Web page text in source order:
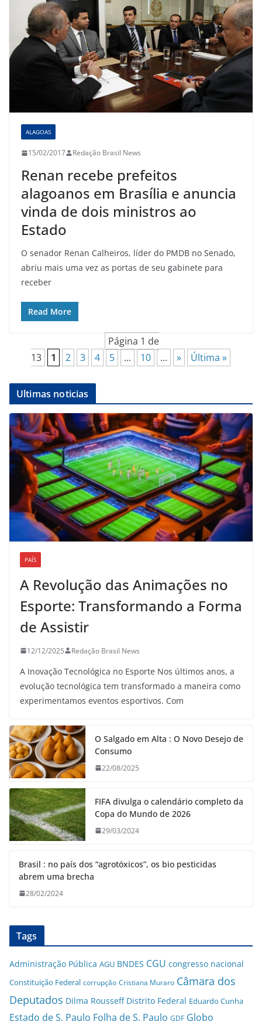
ALAGOAS
15/02/2017 Redação Brasil News
Renan recebe prefeitos
alagoanos em Brasília e anuncia
vinda de dois ministros ao
Estado
O senador Renan Calheiros, líder do PMDB no Senado,
abriu mais uma vez as portas de seu gabinete para
receber
Read More
Página 1 de
13
1 2 3 4 5 ... 10 ... » Última »
Ultimas noticias
PAÍS
A Revolução das Animações no
Esporte: Transformando a Forma
de Assistir
12/12/2025 Redação Brasil News
A Inovação Tecnológica no Esporte Nos últimos anos, a
evolução tecnológica tem transformado a maneira como
experimentamos eventos esportivos. Com
O Salgado em Alta : O Novo Desejo de
Consumo
22/08/2025
FIFA divulga o calendário completo da
Copa do Mundo de 2026
29/03/2024
Brasil : no país dos “agrotóxicos”, os bio pesticidas
abrem uma brecha
28/02/2024
Tags
Administração Pública AGU BNDES CGU congresso nacional
Constituição Federal corrupção Cristiana Muraro Câmara dos
Deputados Dilma Rousseff Distrito Federal Eduardo Cunha
Estado de S. Paulo Folha de S. Paulo GDF Globo